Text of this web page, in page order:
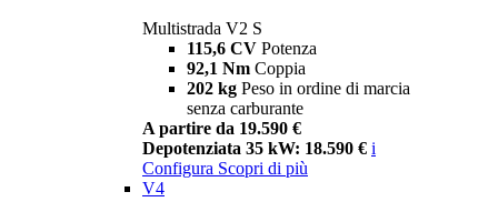
Multistrada V2 S
115,6 CV Potenza
92,1 Nm Coppia
202 kg Peso in ordine di marcia
senza carburante
A partire da 19.590 €
Depotenziata 35 kW: 18.590 € i
Configura Scopri di più
V4